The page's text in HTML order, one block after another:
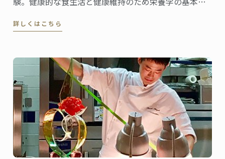
一般社団法人栄養検定協会の代表理事としてこの栄養
取得しました。
詳しくはこちら